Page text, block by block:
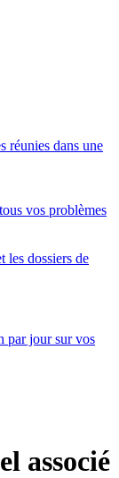
réunies dans une
vos problèmes
les dossiers de
par jour sur vos
votre solution
associé